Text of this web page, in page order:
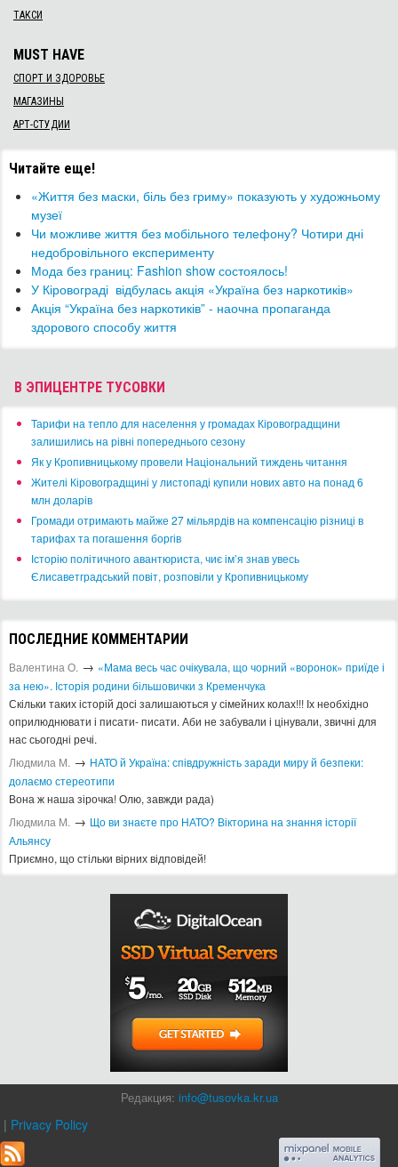
ТАКСИ
MUST HAVE
СПОРТ И ЗДОРОВЬЕ
МАГАЗИНЫ
АРТ-СТУДИИ
Читайте еще!
«Життя без маски, біль без гриму» показують у художньому
музеї
Чи можливе життя без мобільного телефону? Чотири дні
недобровільного експерименту
Мода без границ: Fashion show состоялось!
У ​Кіровограді ​ відбулась акція «Україна без наркотиків»
Акція “Україна без наркотиків” - наочна пропаганда
здорового способу життя
В ЭПИЦЕНТРЕ ТУСОВКИ
​Тарифи на тепло для населення у громадах Кіровоградщини
залишились на рівні попереднього сезону
​Як у Кропивницькому провели Національний тиждень читання
​Жителі Кіровоградщині у листопаді купили нових авто на понад 6
млн доларів
​Громади отримають майже 27 мільярдів на компенсацію різниці в
тарифах та погашення боргів
Історію політичного авантюриста, чиє ім’я знав увесь
Єлисаветградський повіт, розповіли у Кропивницькому
ПОСЛЕДНИЕ КОММЕНТАРИИ
Валентина О. → «Мама весь час очікувала, що чорний «воронок» приїде і
за нею». Історія родини більшовички з Кременчука
Скільки таких історій досі залишаються у сімейних колах!!! Іх необхідно
оприлюднювати і писати- писати. Аби не забували і цінували, звичні для
нас сьогодні речі.
Людмила М. → ​НАТО й Україна: співдружність заради миру й безпеки:
долаємо стереотипи
Вона ж наша зірочка! Олю, завжди рада)
Людмила М. → Що ви знаєте про НАТО? Вікторина на знання історії
Альянсу ​
Приємно, що стільки вірних відповідей!
Редакция: info@tusovka.kr.ua
| Privacy Policy